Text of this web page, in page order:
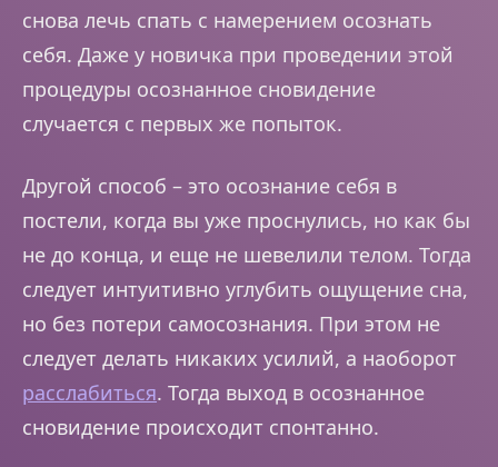
снова лечь спать с намерением осознать
себя. Даже у новичка при проведении этой
процедуры осознанное сновидение
случается с первых же попыток.
Другой способ – это осознание себя в
постели, когда вы уже проснулись, но как бы
не до конца, и еще не шевелили телом. Тогда
следует интуитивно углубить ощущение сна,
но без потери самосознания. При этом не
следует делать никаких усилий, а наоборот
расслабиться. Тогда выход в осознанное
сновидение происходит спонтанно.